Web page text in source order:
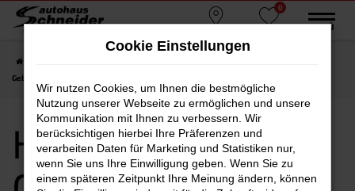
Zum
0
MENÜ
Gebrauchtwagen kaufen, leasen, finanzieren | Lieferservice nach Erding
Hyundai NEXO
Cookie Einstellungen
Wir nutzen Cookies, um Ihnen die bestmögliche
Nutzung unserer Webseite zu ermöglichen und unsere
Kommunikation mit Ihnen zu verbessern. Wir
berücksichtigen hierbei Ihre Präferenzen und
verarbeiten Daten für Marketing und Statistiken nur,
wenn Sie uns Ihre Einwilligung geben. Wenn Sie zu
einem späteren Zeitpunkt Ihre Meinung ändern, können